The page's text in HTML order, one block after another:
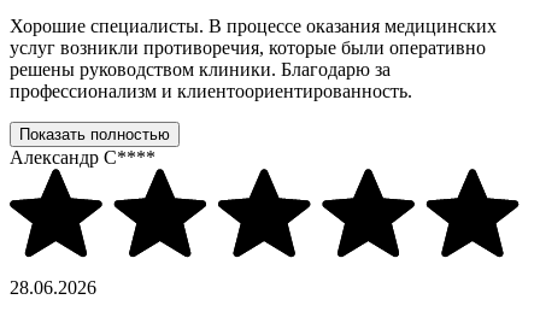
Хорошие специалисты. В процессе оказания медицинских
услуг возникли противоречия, которые были оперативно
решены руководством клиники. Благодарю за
профессионализм и клиентоориентированность.
Показать полностью
Александр С****
28.06.2026